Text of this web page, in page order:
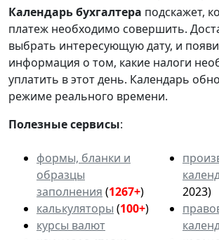
Календарьбухгалтера подскажет,
платеж необходимо совершить.
выбрать интересующую дату, и
информация о том, какие налоги
уплатить в этот день. Календарь
режиме реального времени.
Полезные сервисы:
формы, бланки и
образцы
заполнения (1267+)
калькуляторы (100+)
курсы валют
2023)